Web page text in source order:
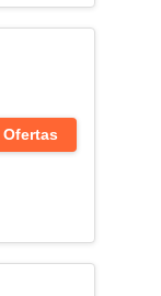
Ofertas